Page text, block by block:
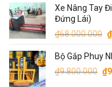
Xe Nâng Tay
Đứng Lái)
₫68.000.000 ₫
Bộ Gắp Phuy
₫9.800.000 ₫